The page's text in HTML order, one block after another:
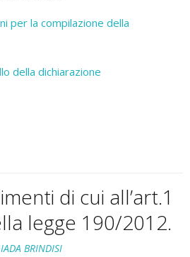
per la compilazione della
della dichiarazione
di cui all’art.1
legge 190/2012.
BRINDISI